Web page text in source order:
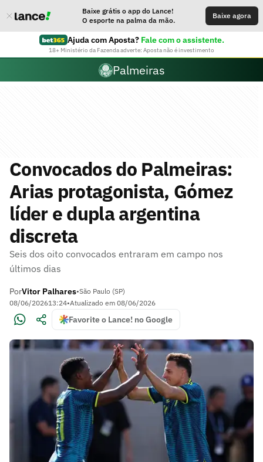
Baixe grátis o app do Lance!
O esporte na palma da mão.
Baixe agora
Ajuda com Aposta? Fale com o assistente.
18+ Ministério da Fazenda adverte: Aposta não é investimento
Palmeiras
Convocados do Palmeiras:
Arias protagonista, Gómez
líder e dupla argentina
discreta
Seis dos oito convocados entraram em campo nos
últimos dias
PorVitor Palhares•São Paulo (SP)
08/06/202613:24•Atualizado em 08/06/2026
Favorite o Lance! no Google